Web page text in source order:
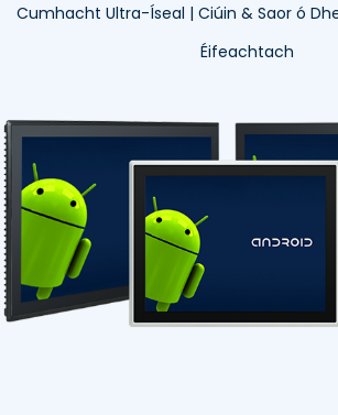
Cumhacht Ultra-Íseal | Ciúin & Saor ó
Éifeachtach